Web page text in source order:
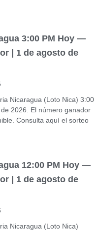
3:00 PM Hoy —
| 1 de agosto de
Nicaragua (Loto Nica) 3:00
2026. El número ganador
Consulta aquí el sorteo
12:00 PM Hoy —
| 1 de agosto de
Nicaragua (Loto Nica)